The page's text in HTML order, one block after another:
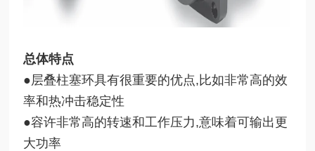
总体特点
●层叠柱塞环具有很重要的优点,比如非常高的效
率和热冲击稳定性
●容许非常高的转速和工作压力,意味着可输出更
大功率